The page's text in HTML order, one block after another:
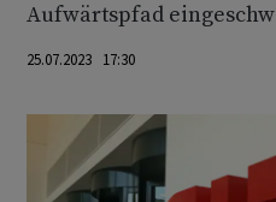
Aufwärtspfad
25.07.2023 17:30